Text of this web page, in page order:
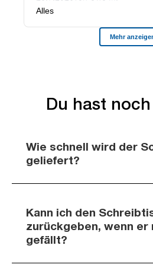
Du hast
Wie schnell wird der
geliefert?
Kann ich den
zurückgeben, wenn er
gefällt?